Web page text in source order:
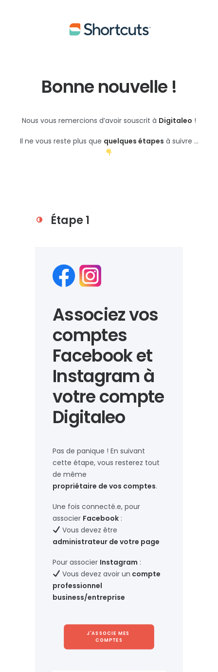
Bonne nouvelle !
Nous vous remercions d’avoir souscrit à Digitaleo !
Il ne vous reste plus que quelques étapes à suivre …
Étape 1
Associez vos
comptes
Facebook et
Instagram à
votre compte
Digitaleo
Pas de panique ! En suivant
cette étape, vous resterez tout
de même
propriétaire de vos comptes.
Une fois connecté.e, pour
associer Facebook :
Vous devez être
administrateur de votre page
Pour associer Instagram :
Vous devez avoir un compte
professionnel
business/entreprise
J'ASSOCIE MES
COMPTES